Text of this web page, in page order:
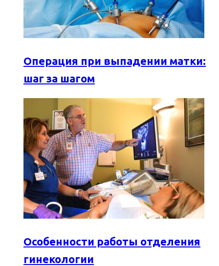
Операция при выпадении матки:
шаг за шагом
Особенности работы отделения
гинекологии